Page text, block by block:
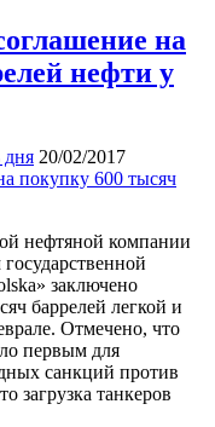
на
нефти у
дня 20/02/2017
нефтяной компании
заключено
баррелей легкой и
Отмечено, что
первым для
санкций против
загрузка танкеров